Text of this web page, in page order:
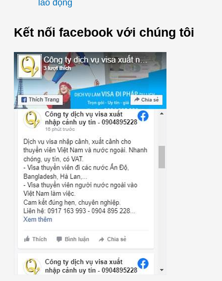
lao động
Kết nối facebook với chúng tôi